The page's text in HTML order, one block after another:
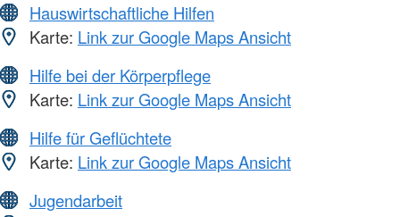
Hauswirtschaftliche Hilfen
Karte: Link zur Google Maps Ansicht
Hilfe bei der Körperpflege
Karte: Link zur Google Maps Ansicht
Hilfe für Geflüchtete
Karte: Link zur Google Maps Ansicht
Jugendarbeit